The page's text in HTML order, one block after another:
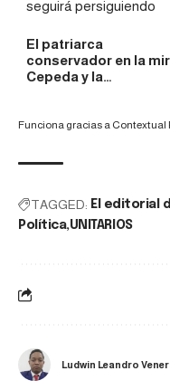
El patriarca
conservador en la
Cepeda y la…
Funciona gracias a Contextual
TAGGED: El editorial
Política UNITARIOS
Ludwin Leandro